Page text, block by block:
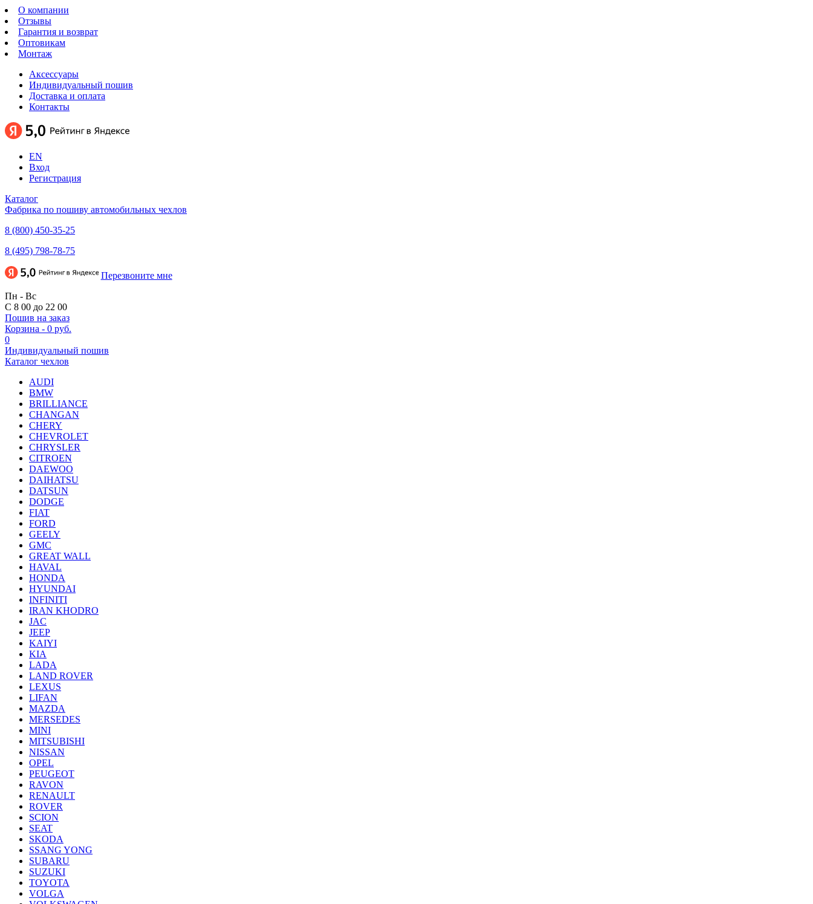
О компании
Отзывы
Гарантия и возврат
Оптовикам
Монтаж
Аксессуары
Индивидуальный пошив
Доставка и оплата
Контакты
EN
Вход
Регистрация
Каталог
Фабрика по пошиву автомобильных чехлов
8 (800) 450-35-25
8 (495) 798-78-75
Перезвоните мне
Пн - Вс
С 8 00 до 22 00
Пошив на заказ
Корзина - 0 руб.
0
Индивидуальный пошив
Каталог чехлов
AUDI
BMW
BRILLIANCE
CHANGAN
CHERY
CHEVROLET
CHRYSLER
CITROEN
DAEWOO
DAIHATSU
DATSUN
DODGE
FIAT
FORD
GEELY
GMC
GREAT WALL
HAVAL
HONDA
HYUNDAI
INFINITI
IRAN KHODRO
JAC
JEEP
KAIYI
KIA
LADA
LAND ROVER
LEXUS
LIFAN
MAZDA
MERSEDES
MINI
MITSUBISHI
NISSAN
OPEL
PEUGEOT
RAVON
RENAULT
ROVER
SCION
SEAT
SKODA
SSANG YONG
SUBARU
SUZUKI
TOYOTA
VOLGA